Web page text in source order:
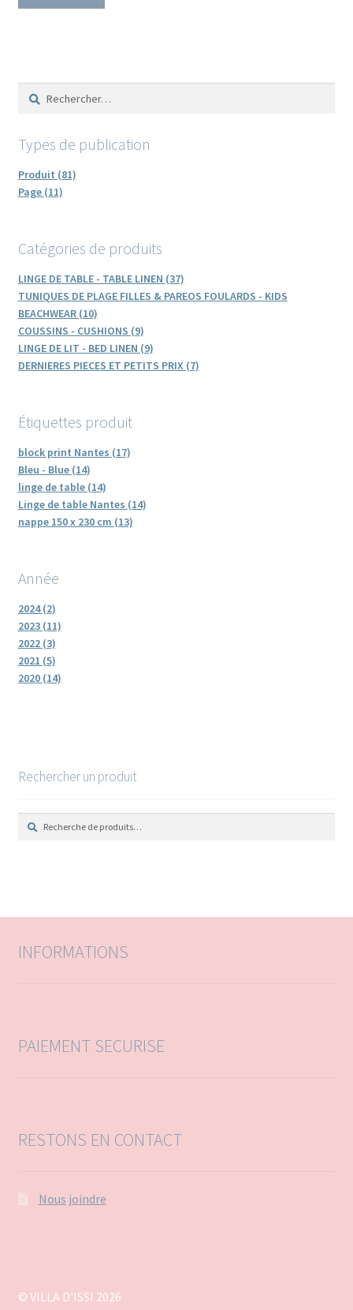
Rechercher :
Types de publication
Produit (81)
Page (11)
Catégories de produits
LINGE DE TABLE - TABLE LINEN (37)
TUNIQUES DE PLAGE FILLES & PAREOS FOULARDS - KIDS
BEACHWEAR (10)
COUSSINS - CUSHIONS (9)
LINGE DE LIT - BED LINEN (9)
DERNIERES PIECES ET PETITS PRIX (7)
Étiquettes produit
block print Nantes (17)
Bleu - Blue (14)
linge de table (14)
Linge de table Nantes (14)
nappe 150 x 230 cm (13)
Année
2024 (2)
2023 (11)
2022 (3)
2021 (5)
2020 (14)
Rechercher un produit
INFORMATIONS
PAIEMENT SECURISE
RESTONS EN CONTACT
Nous joindre
© VILLA D'ISSI 2026